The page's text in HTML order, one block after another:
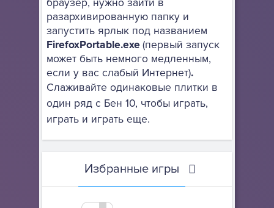
браузер, нужно зайти в
разархивированную папку и
запустить ярлык под названием
FirefoxPortable.exe(первый запуск
может быть немного медленным,
если у вас слабый Интернет).
Слаживайте одинаковые плитки в
один ряд с Бен 10, чтобы играть,
играть и играть еще.
Избранные игры